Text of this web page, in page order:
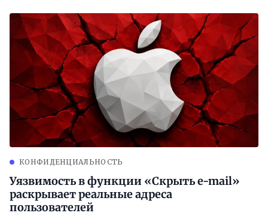
КОНФИДЕНЦИАЛЬНОСТЬ
Уязвимость в функции «Скрыть e-mail»
раскрывает реальные адреса
пользователей